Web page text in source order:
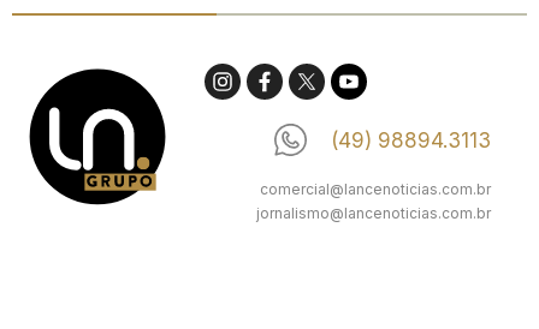
(49) 98894.3113
comercial@lancenoticias.com.br
jornalismo@lancenoticias.com.br